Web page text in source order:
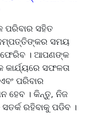
ସହିତ
ସମୟ
ଫେରିବ । ଆପଣଙ୍କ
ସଫଳତା
ପରିବାର
ହେବ । କିନ୍ତୁ, ନିଜ
ରହିବାକୁ ପଡିବ ।